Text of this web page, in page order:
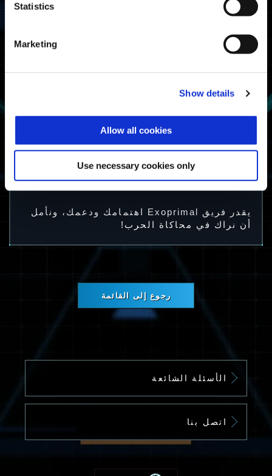
Statistics
Marketing
Show details
Allow all cookies
Use necessary cookies only
كيفية ربح المكافأة
إكمال إحدى مهام نجاة الديناصور مرة واحدة
يقدر فريق Exoprimal اهتمامك ودعمك، ونأمل
أن نراك في محاكاة الحرب!
رجوع إلى القائمة
الأسئلة الشائعة
اتصل بنا